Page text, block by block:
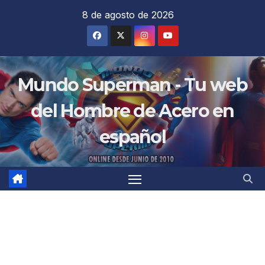
8 de agosto de 2026
Mundo Superman - Tu web
del Hombre de Acero en
español